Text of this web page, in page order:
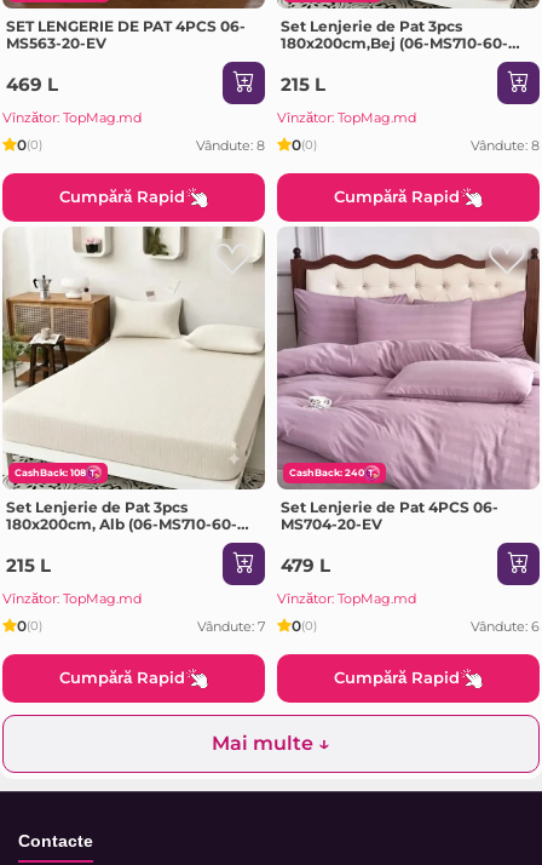
SET LENGERIE DE PAT 4PCS 06-
MS563-20-EV
469 L
Vînzător: TopMag.md
0(0) Vândute: 8
Cumpără Rapid
Set Lenjerie de Pat 3pcs
180x200cm,Bej (06-MS710-60-
215 L
Vînzător: TopMag.md
0(0) Vândute: 8
Cumpără Rapid
CashBack: 108
Set Lenjerie de Pat 3pcs
180x200cm, Alb (06-MS710-60-
215 L
Vînzător: TopMag.md
0(0) Vândute: 7
Cumpără Rapid
CashBack: 240
Set Lenjerie de Pat 4PCS 06-
MS704-20-EV
479 L
Vînzător: TopMag.md
0(0) Vândute: 6
Cumpără Rapid
Mai multe ↓
Contacte